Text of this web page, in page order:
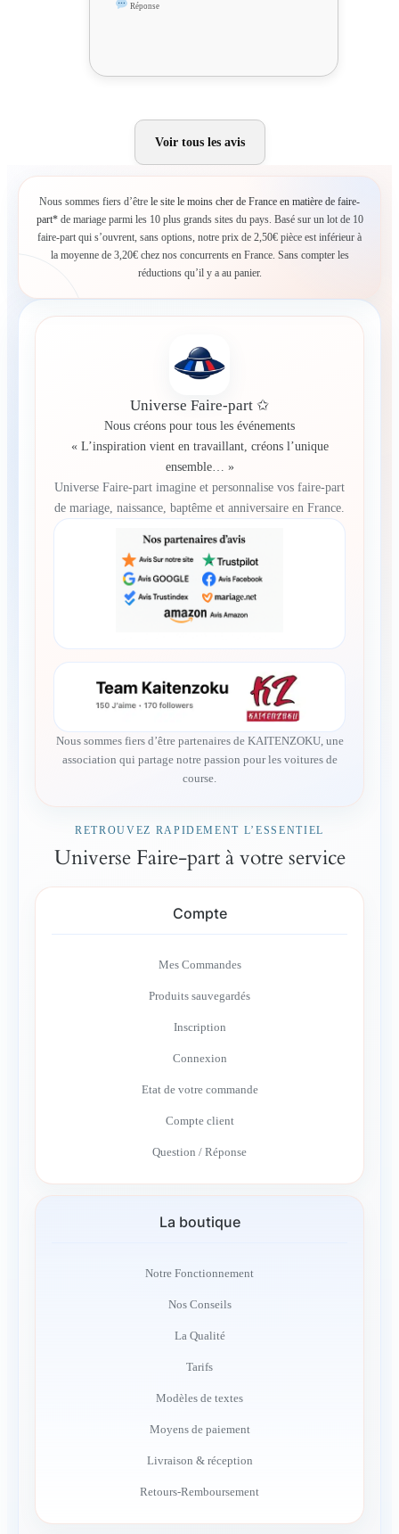
Réponse
Voir tous les avis
Nous sommes fiers d’être le site le moins cher de France en matière de faire-
part*de mariage parmi les 10 plus grands sites du pays. Basé sur un lot de 10
faire-part qui s’ouvrent, sans options, notre prix de 2,50€ pièce est inférieur à
la moyenne de 3,20€ chez nos concurrents en France. Sans compter les
réductions qu’il y a au panier.
Universe Faire-part ✩
Nous créons pour tous les événements
« L’inspiration vient en travaillant, créons l’unique
ensemble… »
Universe Faire-part imagine et personnalise vos faire-part
de mariage, naissance, baptême et anniversaire en France.
Nous sommes fiers d’être partenaires de KAITENZOKU, une
association qui partage notre passion pour les voitures de
course.
RETROUVEZ RAPIDEMENT L’ESSENTIEL
Universe Faire-part à votre service
Compte
Mes Commandes
Produits sauvegardés
Inscription
Connexion
Etat de votre commande
Compte client
Question / Réponse
La boutique
Notre Fonctionnement
Nos Conseils
La Qualité
Tarifs
Modèles de textes
Moyens de paiement
Livraison & réception
Retours-Remboursement